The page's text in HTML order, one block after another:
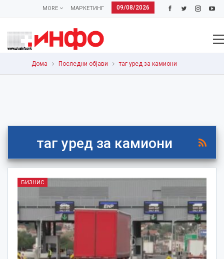
09/08/2026
МАРКЕТИНГ
MORE
Дома Последни објави таг уред за камиони
таг уред за камиони
БИЗНИС